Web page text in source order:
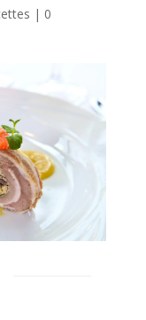
| 0